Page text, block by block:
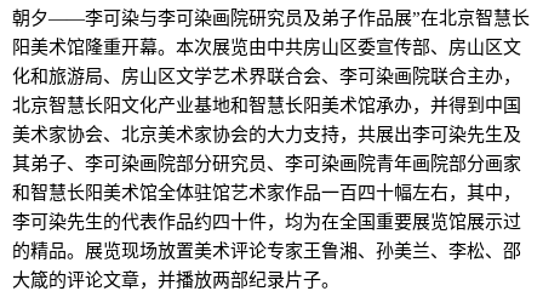
朝夕——李可染与李可染画院研究员及弟子作品展”在北京智慧长
阳美术馆隆重开幕。本次展览由中共房山区委宣传部、房山区文
化和旅游局、房山区文学艺术界联合会、李可染画院联合主办，
北京智慧长阳文化产业基地和智慧长阳美术馆承办，并得到中国
美术家协会、北京美术家协会的大力支持，共展出李可染先生及
其弟子、李可染画院部分研究员、李可染画院青年画院部分画家
和智慧长阳美术馆全体驻馆艺术家作品一百四十幅左右，其中，
李可染先生的代表作品约四十件，均为在全国重要展览馆展示过
的精品。展览现场放置美术评论专家王鲁湘、孙美兰、李松、邵
大箴的评论文章，并播放两部纪录片子。